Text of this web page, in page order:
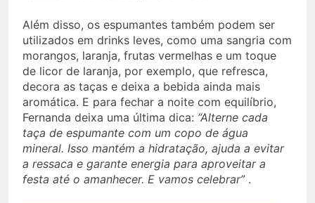
Além disso, os espumantes também podem ser
utilizados em drinks leves, como uma sangria com
morangos, laranja, frutas vermelhas e um toque
de licor de laranja, por exemplo, que refresca,
decora as taças e deixa a bebida ainda mais
aromática. E para fechar a noite com equilíbrio,
Fernanda deixa uma última dica: “Alterne cada
taça de espumante com um copo de água
mineral. Isso mantém a hidratação, ajuda a evitar
a ressaca e garante energia para aproveitar a
festa até o amanhecer. E vamos celebrar”.